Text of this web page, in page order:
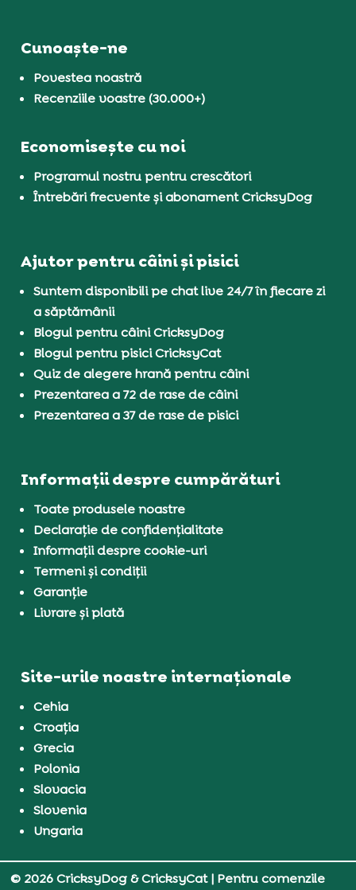
Cunoaște-ne
Povestea noastră
Recenziile voastre (30.000+)
Economisește cu noi
Programul nostru pentru crescători
Întrebări frecvente și abonament CricksyDog
Ajutor pentru câini și pisici
Suntem disponibili pe chat live 24/7 în fiecare zi
a săptămânii
Blogul pentru câini CricksyDog
Blogul pentru pisici CricksyCat
Quiz de alegere hrană pentru câini
Prezentarea a 72 de rase de câini
Prezentarea a 37 de rase de pisici
Informații despre cumpărături
Toate produsele noastre
Declarație de confidențialitate
Informații despre cookie-uri
Termeni și condiții
Garanție
Livrare și plată
Site-urile noastre internaționale
Cehia
Croația
Grecia
Polonia
Slovacia
Slovenia
Ungaria
© 2026 CricksyDog & CricksyCat| Pentru comenzile